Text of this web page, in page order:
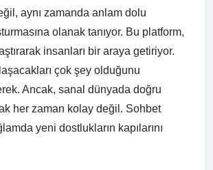
aynı zamanda anlam dolu
olanak tanıyor. Bu platform,
insanları bir araya getiriyor.
çok şey olduğunu
Ancak, sanal dünyada doğru
her zaman kolay değil. Sohbet
yeni dostlukların kapılarını